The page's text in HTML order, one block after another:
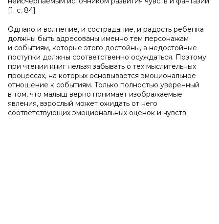
[1. с. 84]
Однако и волнение, и сострадание, и радость ребенка
должны быть адресованы именно тем персонажам
и событиям, которые этого достойны, а недостойные
поступки должны соответственно осуждаться. Поэтому
при чтении книг нельзя забывать о тех мыслительных
процессах, на которых основывается эмоциональное
отношение к событиям. Только полностью уверенный
в том, что малыш верно понимает изображаемые
явления, взрослый может ожидать от него
соответствующих эмоциональных оценок и чувств.